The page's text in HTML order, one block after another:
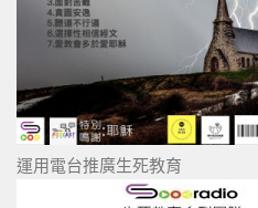
運用電台推廣生死教育